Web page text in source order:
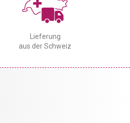
Lieferung
aus der Schweiz